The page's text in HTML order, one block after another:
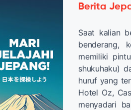
Berita
Saat kalian
benderang,
memiliki
shukuhaku)
huruf yang
Hotel Oz,
menyadari